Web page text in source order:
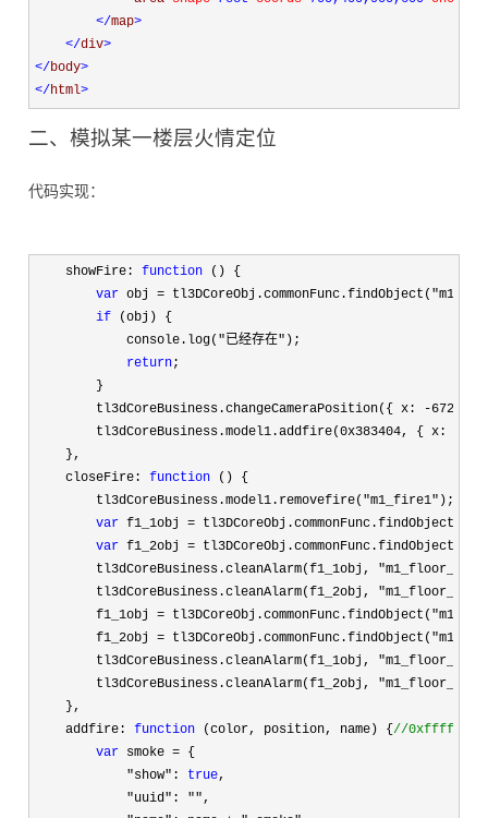
</map>
</div>
</body>
</html>
二、模拟某一楼层火情定位
代码实现：
    showFire:
function () {
var obj =
if (obj) {
            console.log(
"已经存在" );
return;
        }
        tl3dCoreBusiness.changeCameraPosition({ x:
-672,
        tl3dCoreBusiness.model1.addfire(
0x383404, { x: 0,
    },
    closeFire:
function () {
        tl3dCoreBusiness.model1.removefire(
"m1_fire1" );
var f1_1obj =
var f1_2obj =
        tl3dCoreBusiness.cleanAlarm(f1_1obj,
        tl3dCoreBusiness.cleanAlarm(f1_2obj,
        f1_1obj
=
        f1_2obj
=
        tl3dCoreBusiness.cleanAlarm(f1_1obj,
        tl3dCoreBusiness.cleanAlarm(f1_2obj,
    },
    addfire:
function (color, position, name) { //0xffffff
var smoke = {
"show": true,
"uuid": "",